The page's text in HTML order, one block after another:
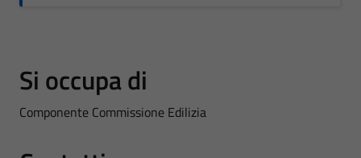
Si occupa di
Componente Commissione Edilizia